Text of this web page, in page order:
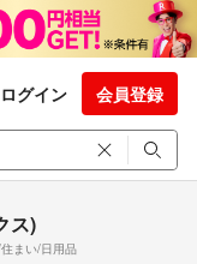
ログイン 会員登録
ス)
まい/日用品